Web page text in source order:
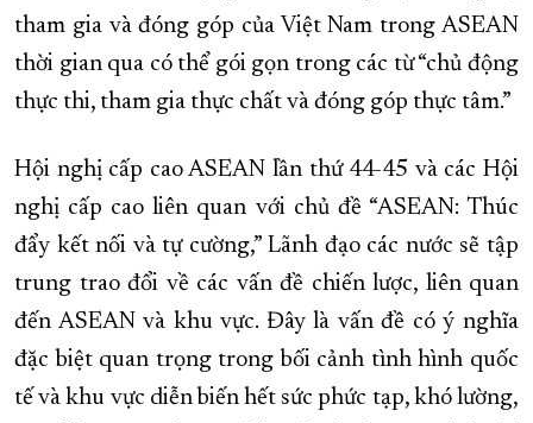
tham gia và đóng góp của Việt Nam trong ASEAN
thời gian qua có thể gói gọn trong các từ “chủ động
thực thi, tham gia thực chất và đóng góp thực tâm.”
Hội nghị cấp cao ASEAN lần thứ 44-45 và các Hội
nghị cấp cao liên quan với chủ đề “ASEAN: Thúc
đẩy kết nối và tự cường,” Lãnh đạo các nước sẽ tập
trung trao đổi về các vấn đề chiến lược, liên quan
đến ASEAN và khu vực. Đây là vấn đề có ý nghĩa
đặc biệt quan trọng trong bối cảnh tình hình quốc
tế và khu vực diễn biến hết sức phức tạp, khó lường,